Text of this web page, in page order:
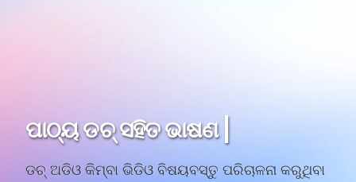
ପାଠ୍ୟ ଡଚ୍ ସହିତ ଭାଷଣ |
ଡଚ୍ ଅଡିଓ କିମ୍ବା ଭିଡିଓ ବିଷୟବସ୍ତୁ ପରିଚାଳନା କରୁଥିବା